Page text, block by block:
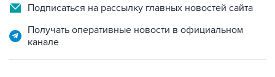
Подписаться на рассылку главных новостей сайта
Получать оперативные новости в официальном
канале